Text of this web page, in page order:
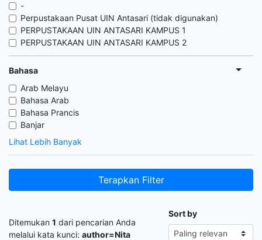
-
Perpustakaan Pusat UIN Antasari (tidak digunakan)
PERPUSTAKAAN UIN ANTASARI KAMPUS 1
PERPUSTAKAAN UIN ANTASARI KAMPUS 2
Bahasa
Arab Melayu
Bahasa Arab
Bahasa Prancis
Banjar
Lihat Lebih Banyak
Terapkan Filter
Ditemukan 1 dari pencarian Anda
melalui kata kunci: author=Nita
Sort by